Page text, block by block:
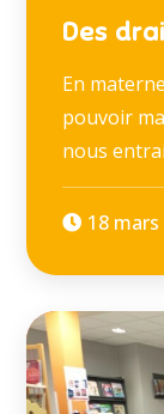
Des
En
pouvoir
nous
18